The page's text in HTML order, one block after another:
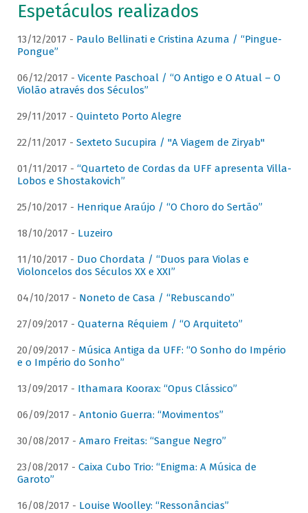
Espetáculos realizados
13/12/2017 - Paulo Bellinati e Cristina Azuma / “Pingue-
Pongue”
06/12/2017 - Vicente Paschoal / “O Antigo e O Atual – O
Violão através dos Séculos”
29/11/2017 - Quinteto Porto Alegre
22/11/2017 - Sexteto Sucupira / "A Viagem de Ziryab"
01/11/2017 - “Quarteto de Cordas da UFF apresenta Villa-
Lobos e Shostakovich”
25/10/2017 - Henrique Araújo / “O Choro do Sertão”
18/10/2017 - Luzeiro
11/10/2017 - Duo Chordata / “Duos para Violas e
Violoncelos dos Séculos XX e XXI”
04/10/2017 - Noneto de Casa / “Rebuscando”
27/09/2017 - Quaterna Réquiem / “O Arquiteto”
20/09/2017 - Música Antiga da UFF: “O Sonho do Império
e o Império do Sonho”
13/09/2017 - Ithamara Koorax: “Opus Clássico”
06/09/2017 - Antonio Guerra: “Movimentos”
30/08/2017 - Amaro Freitas: “Sangue Negro”
23/08/2017 - Caixa Cubo Trio: “Enigma: A Música de
Garoto”
16/08/2017 - Louise Woolley: “Ressonâncias”